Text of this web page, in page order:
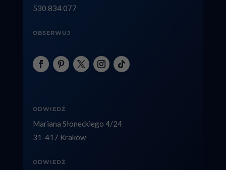
530 834 077
OBSERWUJ
ODWIEDŹ
Mariana Słoneckiego 4/24
31-417 Kraków
ODWIEDŹ